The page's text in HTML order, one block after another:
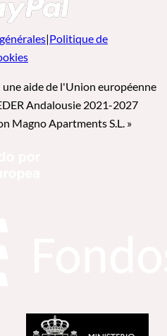
|Politique de
aide de l'Union européenne
Andalousie 2021-2027
Magno Apartments S.L. »